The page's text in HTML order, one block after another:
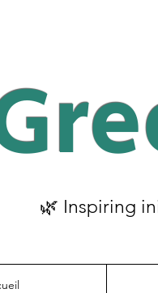
🌿 Inspiring